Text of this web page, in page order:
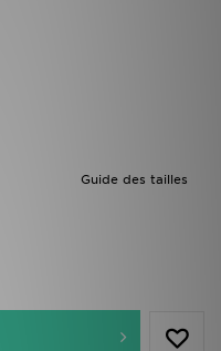
Guide des tailles